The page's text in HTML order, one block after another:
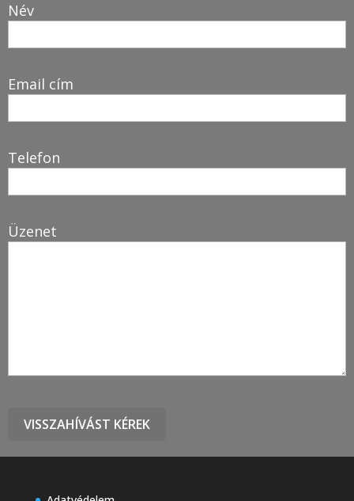
Név
Email cím
Telefon
Üzenet